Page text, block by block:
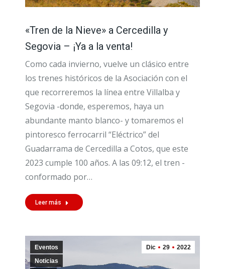
«Tren de la Nieve» a Cercedilla y
Segovia – ¡Ya a la venta!
Como cada invierno, vuelve un clásico entre
los trenes históricos de la Asociación con el
que recorreremos la línea entre Villalba y
Segovia -donde, esperemos, haya un
abundante manto blanco- y tomaremos el
pintoresco ferrocarril “Eléctrico” del
Guadarrama de Cercedilla a Cotos, que este
2023 cumple 100 años. A las 09:12, el tren -
conformado por…
Leer más
Dic 29 2022
Eventos
Noticias